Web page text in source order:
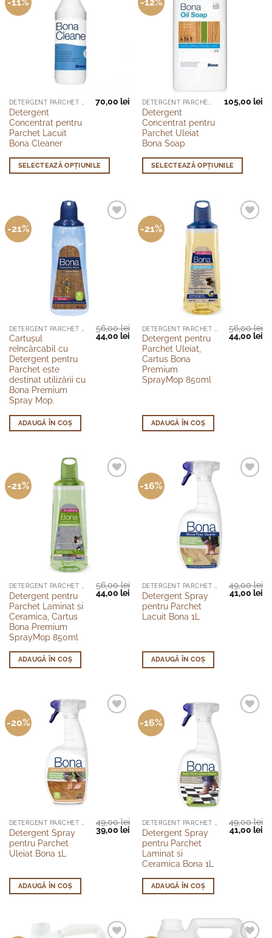
Detergent
Concentrat pentru
Parchet Lacuit
Bona Cleaner
70,00 lei
SELECTEAZĂ OPȚIUNILE
Acest
produs
are
mai
variații.
alese
în
pagina
Detergent
Concentrat pentru
Parchet Uleiat
Bona Soap
105,00 lei
SELECTEAZĂ OPȚIUNILE
Acest
produs
are
mai
variații.
alese
în
pagina
-21%
Cartuşul
reîncărcabil cu
Detergent pentru
Parchet este
destinat utilizării cu
Bona Premium
Spray Mop.
56,00lei
Prețul
inițial
44,00 lei Prețul
curent
este:
44,00 lei.
ADAUGĂ ÎN COȘ
-21%
Detergent pentru
Parchet Uleiat,
Cartus Bona
Premium
SprayMop 850ml
56,00lei
Prețul
inițial
44,00 lei
ADAUGĂ ÎN COȘ
-21%
DETERGENT PARCHET LAMINAT SI CERAMICA
Detergent pentru
Parchet Laminat si
Ceramica, Cartus
Bona Premium
SprayMop 850ml
56,00lei
Prețul
inițial
44,00lei Prețul
curent
este:
44,00 lei.
ADAUGĂ ÎN COȘ
-16%
DETERGENT PARCHET LACUIT
Detergent Spray
pentru Parchet
Lacuit Bona 1L
49,00lei
Prețul
inițial
41,00lei
ADAUGĂ ÎN COȘ
-20%
Detergent Spray
pentru Parchet
Uleiat Bona 1L
49,00lei
Prețul
inițial
39,00 lei Prețul
curent
este:
39,00 lei.
ADAUGĂ ÎN COȘ
-16%
Detergent Spray
pentru Parchet
Laminat si
Ceramica Bona 1L
49,00lei
Prețul
inițial
41,00 lei
ADAUGĂ ÎN COȘ